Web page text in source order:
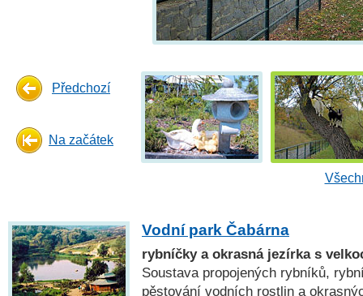
Předchozí
Na začátek
Vodní park Čabárna
rybníčky a okrasná jezírka s
Soustava propojených rybníků,
pěstování vodních rostlin a